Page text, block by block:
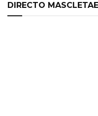
DIRECTO